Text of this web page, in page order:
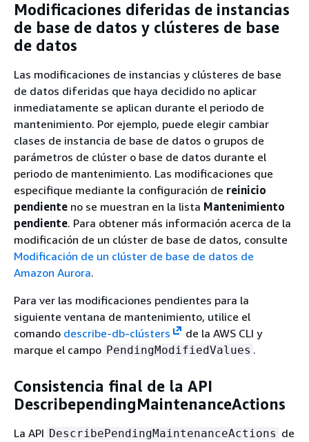
Modificaciones diferidas de instancias
de base de datos y clústeres de base
de datos
Las modificaciones de instancias y clústeres de base
de datos diferidas que haya decidido no aplicar
inmediatamente se aplican durante el periodo de
mantenimiento. Por ejemplo, puede elegir cambiar
clases de instancia de base de datos o grupos de
parámetros de clúster o base de datos durante el
periodo de mantenimiento. Las modificaciones que
especifique mediante la configuración de reinicio
pendiente no se muestran en la lista Mantenimiento
pendiente. Para obtener más información acerca de la
modificación de un clúster de base de datos, consulte
Modificación de un clúster de base de datos de
Amazon Aurora.
Para ver las modificaciones pendientes para la
siguiente ventana de mantenimiento, utilice el
comando describe-db-clústers
de la AWS CLI y
marque el campo PendingModifiedValues .
Consistencia final de la API
DescribependingMaintenanceActions
La API DescribePendingMaintenanceActions de